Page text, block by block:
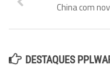
China com
DESTAQUES